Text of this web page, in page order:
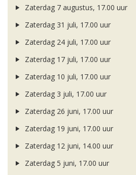
Zaterdag 7 augustus, 17.00 uur
Zaterdag 31 juli, 17.00 uur
Zaterdag 24 juli, 17.00 uur
Zaterdag 17 juli, 17.00 uur
Zaterdag 10 juli, 17.00 uur
Zaterdag 3 juli, 17.00 uur
Zaterdag 26 juni, 17.00 uur
Zaterdag 19 juni, 17.00 uur
Zaterdag 12 juni, 14.00 uur
Zaterdag 5 juni, 17.00 uur